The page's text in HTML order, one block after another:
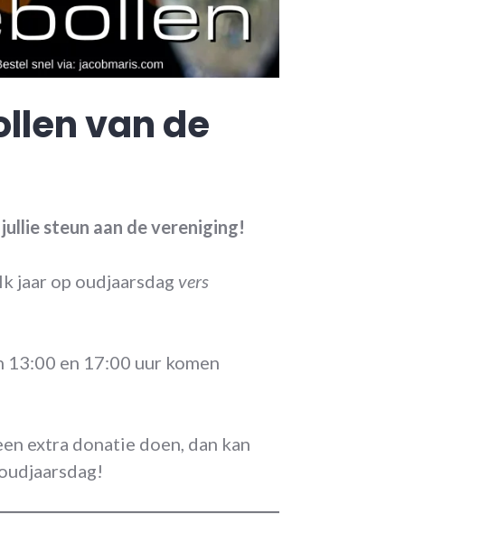
van de
steun aan de vereniging!
jaar op oudjaarsdag vers
en 17:00 uur komen
extra donatie doen, dan kan